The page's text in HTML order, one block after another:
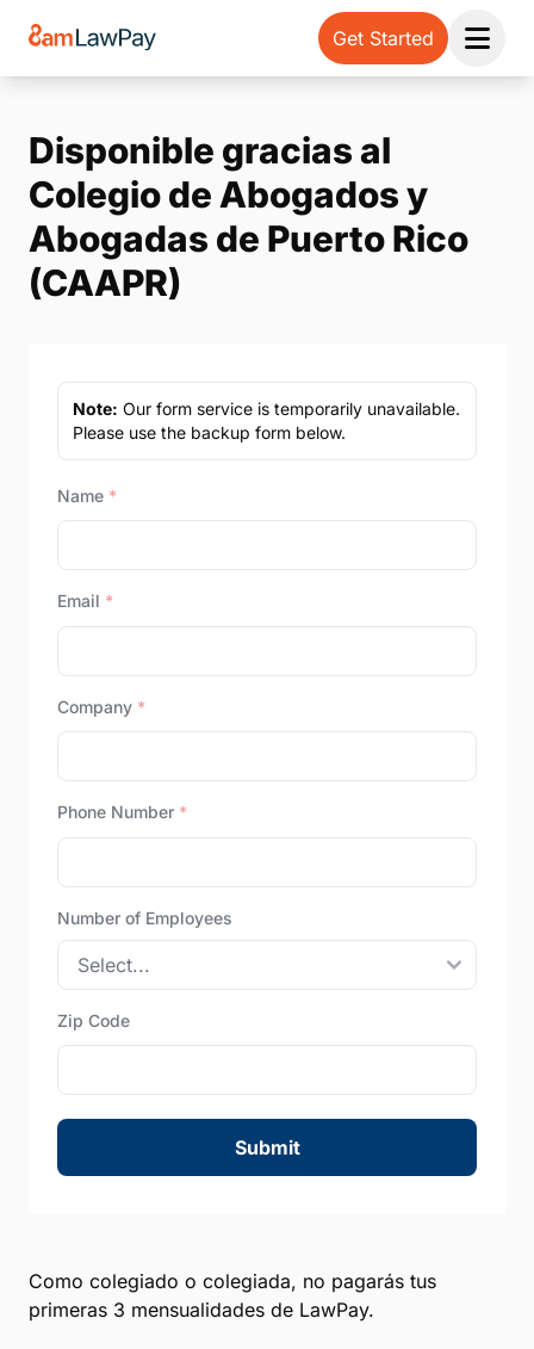
Get Started
Open
Disponible gracias al
Colegio de Abogados y
Abogadas de Puerto Rico
(CAAPR)
Como colegiado o colegiada, no pagarás tus
primeras 3 mensualidades de LawPay.
Note: Our form service is temporarily unavailable.
Please use the backup form below.
Name *
Email *
Company *
Phone Number *
Number of Employees
Zip Code
Submit